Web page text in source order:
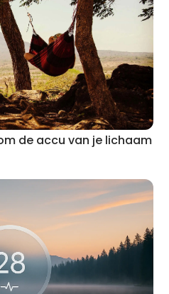
de accu van je lichaam